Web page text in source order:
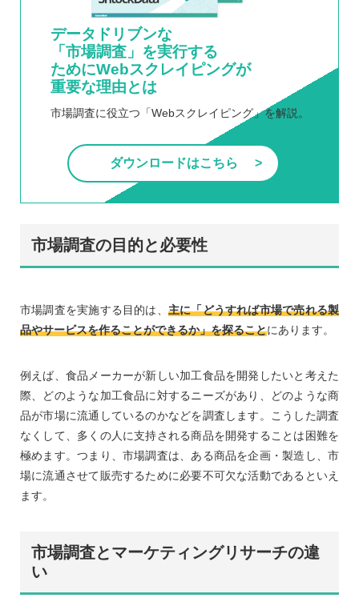
データドリブンな
「市場調査」を実行する
ためにWebスクレイピングが
重要な理由とは
市場調査に役立つ「Webスクレイピング」を解説。
ダウンロードはこちら
市場調査の目的と必要性
市場調査を実施する目的は、 主に「どうすれば市場で売れる製
品やサービスを作ることができるか」を探ることにあります。
例えば、食品メーカーが新しい加工食品を開発したいと考えた
際、どのような加工食品に対するニーズがあり、どのような商
品が市場に流通しているのかなどを調査します。こうした調査
なくして、多くの人に支持される商品を開発することは困難を
極めます。つまり、市場調査は、ある商品を企画・製造し、市
場に流通させて販売するために必要不可欠な活動であるといえ
ます。
市場調査とマーケティングリサーチの違
い